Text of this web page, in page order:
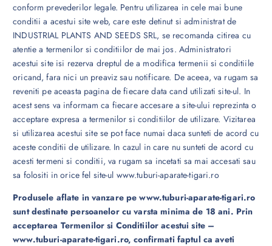
conform prevederilor legale. Pentru utilizarea in cele mai bune
conditii a acestui site web, care este detinut si administrat de
INDUSTRIAL PLANTS AND SEEDS SRL, se recomanda citirea cu
atentie a termenilor si conditiilor de mai jos. Administratori
acestui site isi rezerva dreptul de a modifica termenii si conditiile
oricand, fara nici un preaviz sau notificare. De aceea, va rugam sa
reveniti pe aceasta pagina de fiecare data cand utilizati site-ul. In
acest sens va informam ca fiecare accesare a site-ului reprezinta o
acceptare expresa a termenilor si conditiilor de utilizare. Vizitarea
si utilizarea acestui site se pot face numai daca sunteti de acord cu
aceste conditii de utilizare. In cazul in care nu sunteti de acord cu
acesti termeni si conditii, va rugam sa incetati sa mai accesati sau
sa folositi in orice fel site-ul www.tuburi-aparate-tigari.ro
Produsele aflate in vanzare pe www.tuburi-aparate-tigari.ro
sunt destinate persoanelor cu varsta minima de 18 ani. Prin
acceptarea Termenilor si Conditiilor acestui site –
www.tuburi-aparate-tigari.ro, confirmati faptul ca aveti